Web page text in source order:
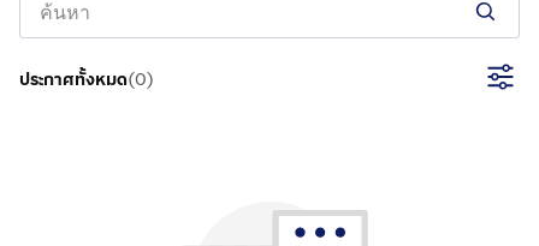
ประกาศทั้งหมด(0)